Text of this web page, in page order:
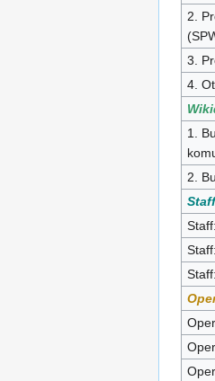
2.
3.
4.
1.
2.
Staff